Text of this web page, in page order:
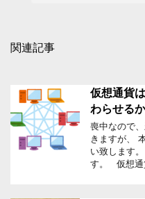
関連記事
仮想通貨
わらせるか
喪中なので
きますが、
い致します
す。 仮想通